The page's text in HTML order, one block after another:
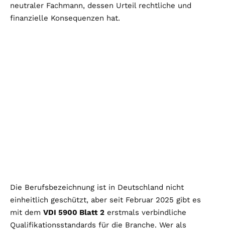
neutraler Fachmann, dessen Urteil rechtliche und
finanzielle Konsequenzen hat.
Die Berufsbezeichnung ist in Deutschland nicht
einheitlich geschützt, aber seit Februar 2025 gibt es
mit dem VDI 5900 Blatt 2 erstmals verbindliche
Qualifikationsstandards für die Branche. Wer als